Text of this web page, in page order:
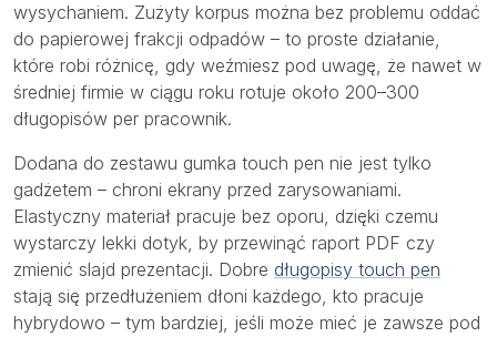
wysychaniem. Zużyty korpus można bez problemu oddać
do papierowej frakcji odpadów – to proste działanie,
które robi różnicę, gdy weźmiesz pod uwagę, że nawet w
średniej firmie w ciągu roku rotuje około 200–300
długopisów per pracownik.
Dodana do zestawu gumka touch pen nie jest tylko
gadżetem – chroni ekrany przed zarysowaniami.
Elastyczny materiał pracuje bez oporu, dzięki czemu
wystarczy lekki dotyk, by przewinąć raport PDF czy
zmienić slajd prezentacji. Dobre długopisy touch pen
stają się przedłużeniem dłoni każdego, kto pracuje
hybrydowo – tym bardziej, jeśli może mieć je zawsze pod